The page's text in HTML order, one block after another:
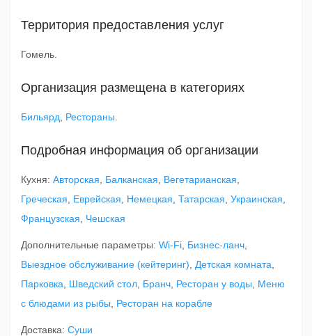
Территория предоставления услуг
Гомель.
Организация размещена в категориях
Бильярд Рестораны
Подробная информация об организации
Кухня: Авторская Балканская Вегетарианская
Греческая
Еврейская Немецкая Татарская Украинская
Французская
Чешская
Дополнительные параметры: Wi-Fi Бизнес-ланч
Выездное обслуживание (кейтеринг)
Детская комната
Парковка
Шведский стол Бранч Ресторан у воды
Меню
с блюдами из рыбы
Ресторан на корабле
Доставка: Суши